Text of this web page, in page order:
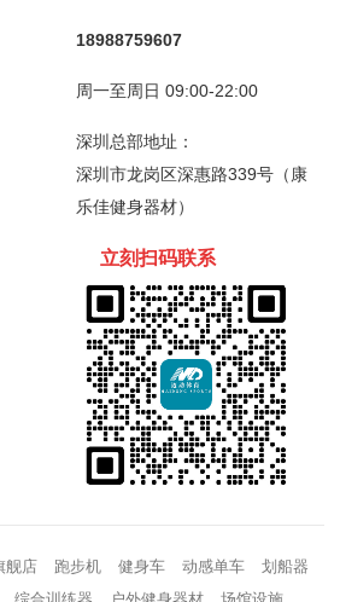
18988759607
周一至周日 09:00-22:00
深圳总部地址：
深圳市龙岗区深惠路339号（康
乐佳健身器材）
立刻扫码联系
舰店 跑步机 健身车 动感单车
划船器